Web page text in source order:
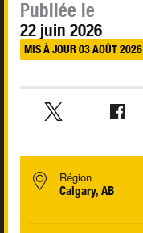
Publiée le
22 juin 2026
MIS À JOUR 03 AOÛT 2026
Région
Calgary, AB